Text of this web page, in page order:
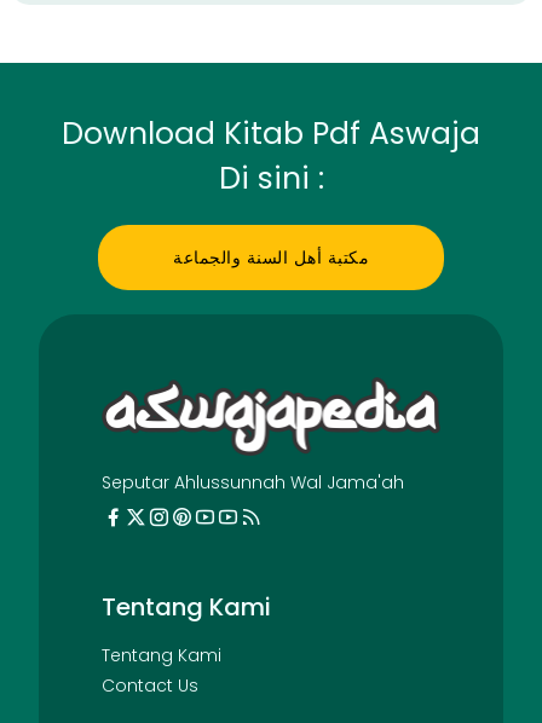
Download Kitab Pdf Aswaja
Di sini :
مكتبة أهل السنة والجماعة
Seputar Ahlussunnah Wal Jama'ah
Tentang Kami
Tentang Kami
Contact Us